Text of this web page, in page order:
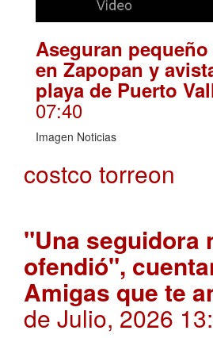
Aseguran
en Zapopan y
playa de Puerto
07:40
Imagen Noticias
costco torreon
"Una seguidora
ofendió",
Amigas que te
de Julio, 2026